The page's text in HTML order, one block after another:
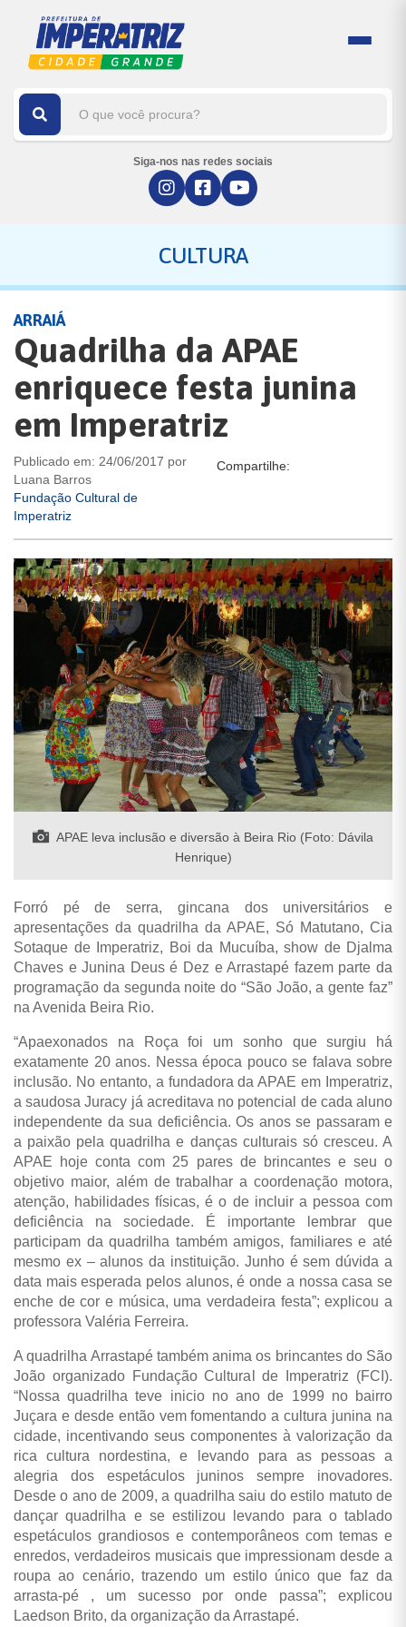
Siga-nos nas redes sociais
CULTURA
ARRAIÁ
Quadrilha da APAE
enriquece festa junina
em Imperatriz
Publicado em: 24/06/2017 por
Luana Barros
Fundação Cultural de
Imperatriz
Compartilhe:
APAE leva inclusão e diversão à Beira Rio (Foto: Dávila
Henrique)
Forró pé de serra, gincana dos universitários e
apresentações da quadrilha da APAE, Só Matutano, Cia
Sotaque de Imperatriz, Boi da Mucuíba, show de Djalma
Chaves e Junina Deus é Dez e Arrastapé fazem parte da
programação da segunda noite do “São João, a gente faz”
na Avenida Beira Rio.
“Apaexonados na Roça foi um sonho que surgiu há
exatamente 20 anos. Nessa época pouco se falava sobre
inclusão. No entanto, a fundadora da APAE em Imperatriz,
a saudosa Juracy já acreditava no potencial de cada aluno
independente da sua deficiência. Os anos se passaram e
a paixão pela quadrilha e danças culturais só cresceu. A
APAE hoje conta com 25 pares de brincantes e seu o
objetivo maior, além de trabalhar a coordenação motora,
atenção, habilidades físicas, é o de incluir a pessoa com
deficiência na sociedade. É importante lembrar que
participam da quadrilha também amigos, familiares e até
mesmo ex – alunos da instituição. Junho é sem dúvida a
data mais esperada pelos alunos, é onde a nossa casa se
enche de cor e música, uma verdadeira festa”; explicou a
professora Valéria Ferreira.
A quadrilha Arrastapé também anima os brincantes do São
João organizado Fundação Cultural de Imperatriz (FCI).
“Nossa quadrilha teve inicio no ano de 1999 no bairro
Juçara e desde então vem fomentando a cultura junina na
cidade, incentivando seus componentes à valorização da
rica cultura nordestina, e levando para as pessoas a
alegria dos espetáculos juninos sempre inovadores.
Desde o ano de 2009, a quadrilha saiu do estilo matuto de
dançar quadrilha e se estilizou levando para o tablado
espetáculos grandiosos e contemporâneos com temas e
enredos, verdadeiros musicais que impressionam desde a
roupa ao cenário, trazendo um estilo único que faz da
arrasta-pé , um sucesso por onde passa”; explicou
Laedson Brito, da organização da Arrastapé.